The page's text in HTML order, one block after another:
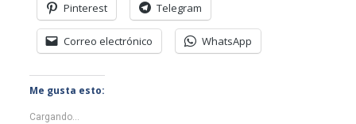
Pinterest Telegram
Correo electrónico WhatsApp
Me gusta esto:
Cargando...